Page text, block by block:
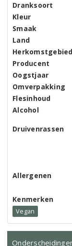
Dranksoort
Kleur
Smaak
Land
Herkomstgebied
Producent
Oogstjaar
Omverpakking
Flesinhoud
Alcohol
Druivenrassen
Allergenen
Kenmerken
Vegan